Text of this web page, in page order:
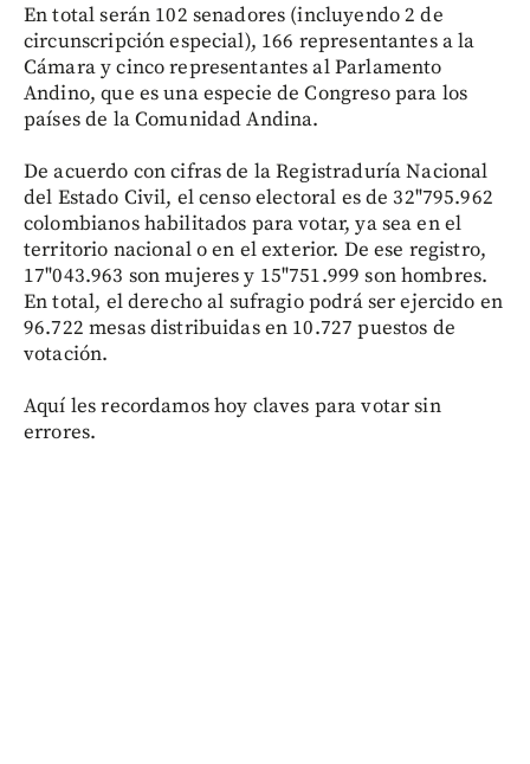
En total serán 102 senadores (incluyendo 2 de
circunscripción especial), 166 representantes a la
Cámara y cinco representantes al Parlamento
Andino, que es una especie de Congreso para los
países de la Comunidad Andina.
De acuerdo con cifras de la Registraduría Nacional
del Estado Civil, el censo electoral es de 32"795.962
colombianos habilitados para votar, ya sea en el
territorio nacional o en el exterior. De ese registro,
17"043.963 son mujeres y 15"751.999 son hombres.
En total, el derecho al sufragio podrá ser ejercido en
96.722 mesas distribuidas en 10.727 puestos de
votación.
Aquí les recordamos hoy claves para votar sin
errores.